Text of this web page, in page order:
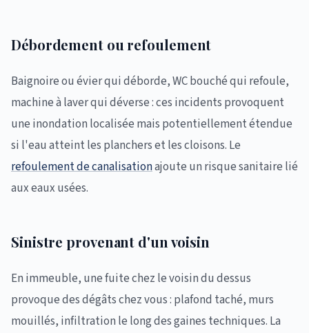
Débordement ou refoulement
Baignoire ou évier qui déborde, WC bouché qui refoule,
machine à laver qui déverse : ces incidents provoquent
une inondation localisée mais potentiellement étendue
si l'eau atteint les planchers et les cloisons. Le
refoulement de canalisationajoute un risque sanitaire lié
aux eaux usées.
Sinistre provenant d'un voisin
En immeuble, une fuite chez le voisin du dessus
provoque des dégâts chez vous : plafond taché, murs
mouillés, infiltration le long des gaines techniques. La